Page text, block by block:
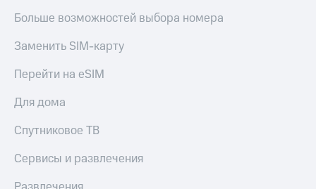
Больше возможностей выбора номера
Заменить SIM-карту
Перейти на eSIM
Для дома
Спутниковое ТВ
Сервисы и развлечения